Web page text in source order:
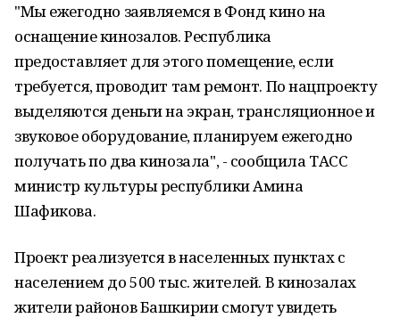
"Мы ежегодно заявляемся в Фонд кино на
оснащение кинозалов. Республика
предоставляет для этого помещение, если
требуется, проводит там ремонт. По нацпроекту
выделяются деньги на экран, трансляционное и
звуковое оборудование, планируем ежегодно
получать по два кинозала", - сообщила ТАСС
министр культуры республики Амина
Шафикова.
Проект реализуется в населенных пунктах с
населением до 500 тыс. жителей. В кинозалах
жители районов Башкирии смогут увидеть